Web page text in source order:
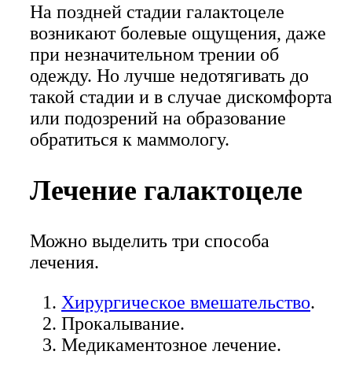
На поздней стадии галактоцеле
возникают болевые ощущения, даже
при незначительном трении об
одежду. Но лучше недотягивать до
такой стадии и в случае дискомфорта
или подозрений на образование
обратиться к маммологу.
Лечение галактоцеле
Можно выделить три способа
лечения.
Хирургическое вмешательство.
Прокалывание.
Медикаментозное лечение.